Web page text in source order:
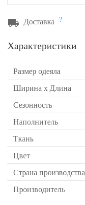
Доставка ?
Характеристики
Размер одеяла
Ширина х Длина
Сезонность
Наполнитель
Ткань
Цвет
Страна производства
Производитель